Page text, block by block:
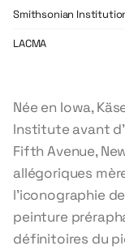
Smithsonian
LACMA
Née en Iowa,
Institute avant
Fifth Avenue,
allégoriques
l'iconographie
peinture
définitoires du